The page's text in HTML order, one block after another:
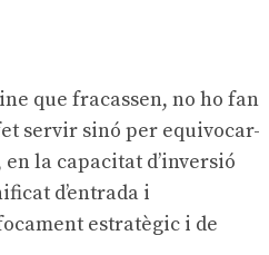
que fracassen, no ho fan
servir sinó per equivocar-
la capacitat d’inversió
d’entrada i
estratègic i de